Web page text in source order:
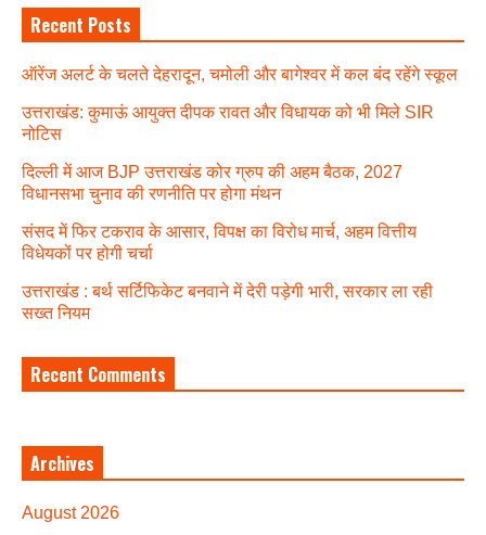
Recent Posts
ऑरेंज अलर्ट के चलते देहरादून, चमोली और बागेश्वर में कल बंद रहेंगे स्कूल
उत्तराखंड: कुमाऊं आयुक्त दीपक रावत और विधायक को भी मिले SIR
नोटिस
दिल्ली में आज BJP उत्तराखंड कोर ग्रुप की अहम बैठक, 2027
विधानसभा चुनाव की रणनीति पर होगा मंथन
संसद में फिर टकराव के आसार, विपक्ष का विरोध मार्च, अहम वित्तीय
विधेयकों पर होगी चर्चा
उत्तराखंड : बर्थ सर्टिफिकेट बनवाने में देरी पड़ेगी भारी, सरकार ला रही
सख्त नियम
Recent Comments
Archives
August 2026